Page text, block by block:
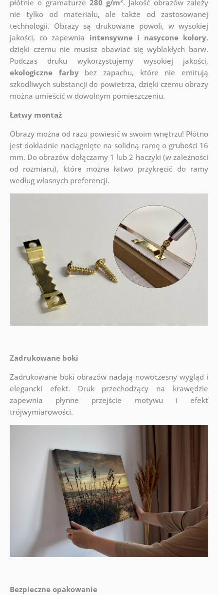
płótnie o gramaturze 280 g/m . Jakość obrazów zależy
nie tylko od materiału, ale także od zastosowanej
technologii. Obrazy są drukowane powoli, w wysokiej
jakości, co zapewnia intensywne i nasycone kolory,
dzięki czemu nie musisz obawiać się wyblakłych barw.
Podczas druku wykorzystujemy wysokiej jakości,
ekologiczne farbybez zapachu, które nie emitują
szkodliwych substancji do powietrza, dzięki czemu obrazy
można umieścić w dowolnym pomieszczeniu.
Łatwy montaż
Obrazy można od razu powiesić w swoim wnętrzu! Płótno
jest dokładnie naciągnięte na solidną ramę o grubości 16
mm. Do obrazów dołączamy 1 lub 2 haczyki (w zależności
od rozmiaru), które można łatwo przykręcić do ramy
według własnych preferencji.
Zadrukowane boki
Zadrukowane boki obrazów nadają nowoczesny wygląd i
elegancki efekt. Druk przechodzący na krawędzie
zapewnia płynne przejście motywu i efekt
trójwymiarowości.
Bezpieczne opakowanie